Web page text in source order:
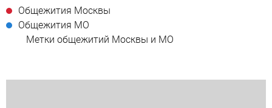
Общежития Москвы
Общежития МО
Метки общежитий Москвы и МО